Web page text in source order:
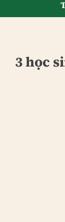
3 học